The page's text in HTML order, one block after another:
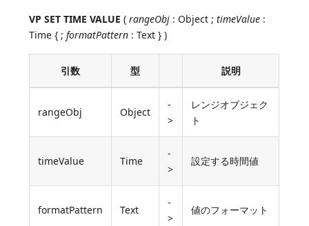
VP SET TIME VALUE (rangeObj : Object ;timeValue :
Time { ;formatPattern : Text } )
引数 型 説明
rangeObj Object
-
>
レンジオブジェク
ト
timeValue Time
-
>
設定する時間値
formatPattern Text
-
>
値のフォーマット